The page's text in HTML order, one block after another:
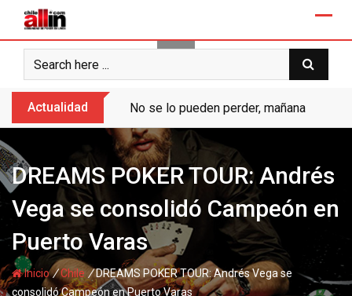
content
Actualidad No se lo pueden perder, mañana “Ases
DREAMS POKER TOUR: Andrés
Vega se consolidó Campeón en
Puerto Varas
Inicio/Chile /DREAMS POKER TOUR: Andrés Vega se
consolidó Campeón en Puerto Varas